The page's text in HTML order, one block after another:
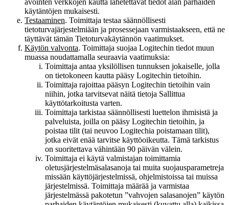
avointen verkkojen kautta lähetettävät tiedot alan parhaiden
käytäntöjen mukaisesti.
Testaaminen. Toimittaja testaa säännöllisesti
tietoturvajärjestelmiään ja prosessejaan varmistaakseen, että ne
täyttävät tämän Tietoturvakäytännön vaatimukset.
Käytön valvonta. Toimittaja suojaa Logitechin tiedot muun
muassa noudattamalla seuraavia vaatimuksia:
Toimittaja antaa yksilöllisen tunnuksen jokaiselle, jolla
on tietokoneen kautta pääsy Logitechin tietoihin.
Toimittaja rajoittaa pääsyn Logitechin tietoihin vain
niihin, jotka tarvitsevat näitä tietoja Sallittua
käyttötarkoitusta varten.
Toimittaja tarkistaa säännöllisesti luettelon ihmisistä ja
palveluista, joilla on pääsy Logitechin tietoihin, ja
poistaa tilit (tai neuvoo Logitechia poistamaan tilit),
jotka eivät enää tarvitse käyttöoikeutta. Tämä tarkistus
on suoritettava vähintään 90 päivän välein.
Toimittaja ei käytä valmistajan toimittamia
oletusjärjestelmäsalasanoja tai muita suojausparametreja
missään käyttöjärjestelmissä, ohjelmistoissa tai muissa
järjestelmissä. Toimittaja määrää ja varmistaa
järjestelmässä pakotetun ”vahvojen salasanojen” käytön